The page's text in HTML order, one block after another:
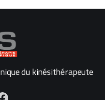
du kinésithérapeute